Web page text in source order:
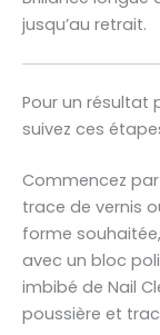
jusqu’au retrait.
Pour un résultat
suivez ces
Commencez
trace de vernis
forme
avec un bloc
imbibé de Nail
poussière et